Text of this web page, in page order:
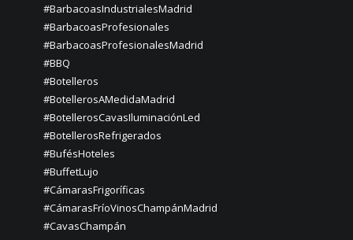
#BarbacoasIndustrialesMadrid
#BarbacoasProfesionales
#BarbacoasProfesionalesMadrid
#BBQ
#Botelleros
#BotellerosAMedidaMadrid
#BotellerosCavasIluminaciónLed
#BotellerosRefrigerados
#BufésHoteles
#BuffetLujo
#CámarasFrigoríficas
#CámarasFríoVinosChampánMadrid
#CavasChampán